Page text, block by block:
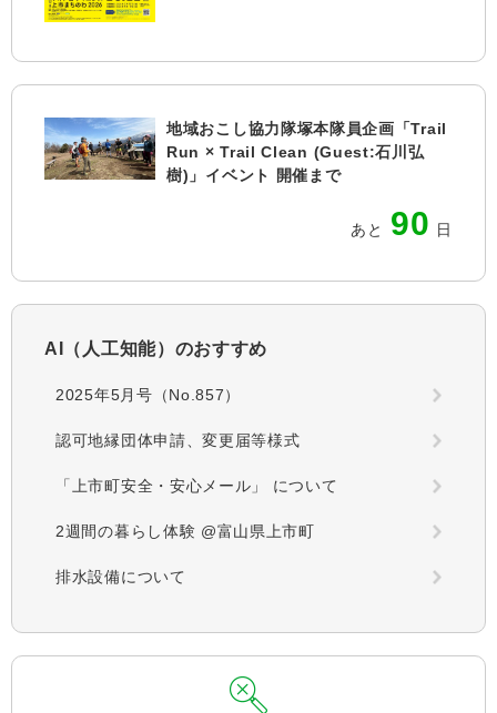
地域おこし協力隊塚本隊員企画「Trail
Run × Trail Clean (Guest:石川弘
樹)」イベント 開催まで
あと 90 日
AI（人工知能）のおすすめ
2025年5月号（No.857）
認可地縁団体申請、変更届等様式
「上市町安全・安心メール」 について
2週間の暮らし体験 @富山県上市町
排水設備について